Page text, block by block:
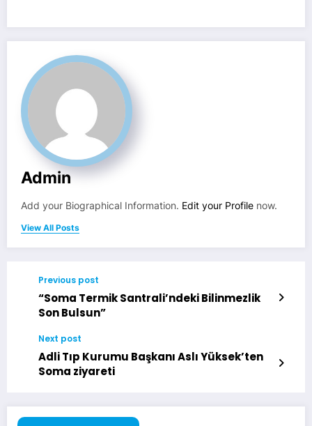
Admin
Add your Biographical Information. Edit your Profile now.
View All Posts
Previous post
“Soma Termik Santrali’ndeki Bilinmezlik
Son Bulsun”
Next post
Adli Tıp Kurumu Başkanı Aslı Yüksek’ten
Soma ziyareti